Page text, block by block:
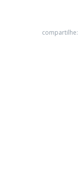
compartilhe: